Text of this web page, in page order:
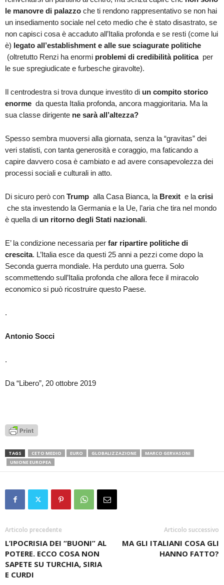
le manovre di palazzo che ti rendono rappresentativo se non hai
un insediamento sociale nel ceto medio che è stato disastrato, se
non capisci cosa è accaduto all’Italia profonda e se resti (come lui
è) legato all’establishment e alle sue sciagurate politiche
(oltretutto Renzi ha enormi problemi di credibilità politicaper
le sue spregiudicate e furbesche giravolte).
Il centrodestra si trova dunque investito di un compito storico
enorme da questa Italia profonda, ancora maggioritaria. Ma la
sua classe dirigente ne sarà all’altezza?
Spesso sembra muoversi alla giornata, senza la “gravitas” dei
veri statisti, con tanta generosità e coraggio, ma faticando a
capire davvero cosa è cambiato e ad avere consapevolezza dei
processi sociali e culturali in atto.
Di sicuro però con Trump alla Casa Bianca, la Brexit e la crisi
che sta investendo la Germania e la Ue, l’aria che tira nel mondo
è quella di un ritorno degli Stati nazionali.
E’ la condizione necessaria per far ripartire politiche di
crescita. L’Italia esce da questi 25 anni a pezzi come dopo la
Seconda guerra mondiale. Ha perduto una guerra. Solo
scommettendo sull’Italia profonda che allora fece il miracolo
economico si può ricostruire questo Paese.
.
Antonio Socci
.
Da “Libero”, 20 ottobre 2019
TAGS CETO MEDIO EURO GLOBALIZZAZIONE
MARCO GERVASONI
UNIONE EUROPEA
Articolo precedente
L’IPOCRISIA DEI “BUONI” AL
POTERE. ECCO COSA NON
SAPETE SU TURCHIA, SIRIA
E CURDI
Articolo successivo
MA GLI ITALIANI COSA GLI
HANNO FATTO?